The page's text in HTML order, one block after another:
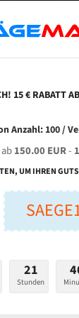
für
Länge
Stärken +
15 € RABATT
Anzahl: 100 /
150.00 EUR-
UM IHREN
21
Stunden